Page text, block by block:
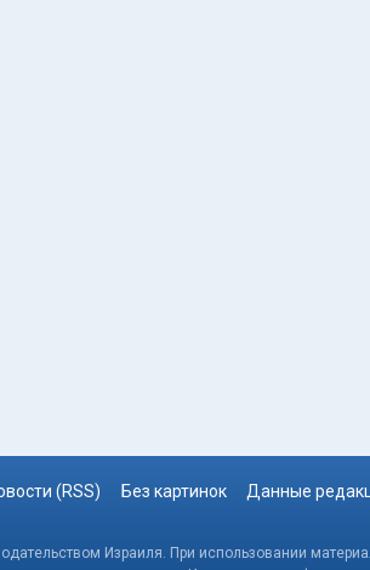
(RSS) Без картинок Данные
Израиля. При использовании